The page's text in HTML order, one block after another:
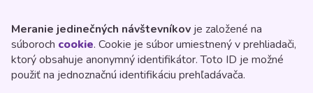
Meranie jedinečných návštevníkov je založené na
súboroch cookie. Cookie je súbor umiestnený v prehliadači,
ktorý obsahuje anonymný identifikátor. Toto ID je možné
použiť na jednoznačnú identifikáciu prehľadávača.